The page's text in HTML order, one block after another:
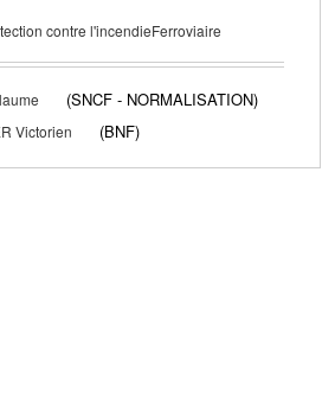
contre l'incendieFerroviaire
(SNCF - NORMALISATION)
Victorien (BNF)